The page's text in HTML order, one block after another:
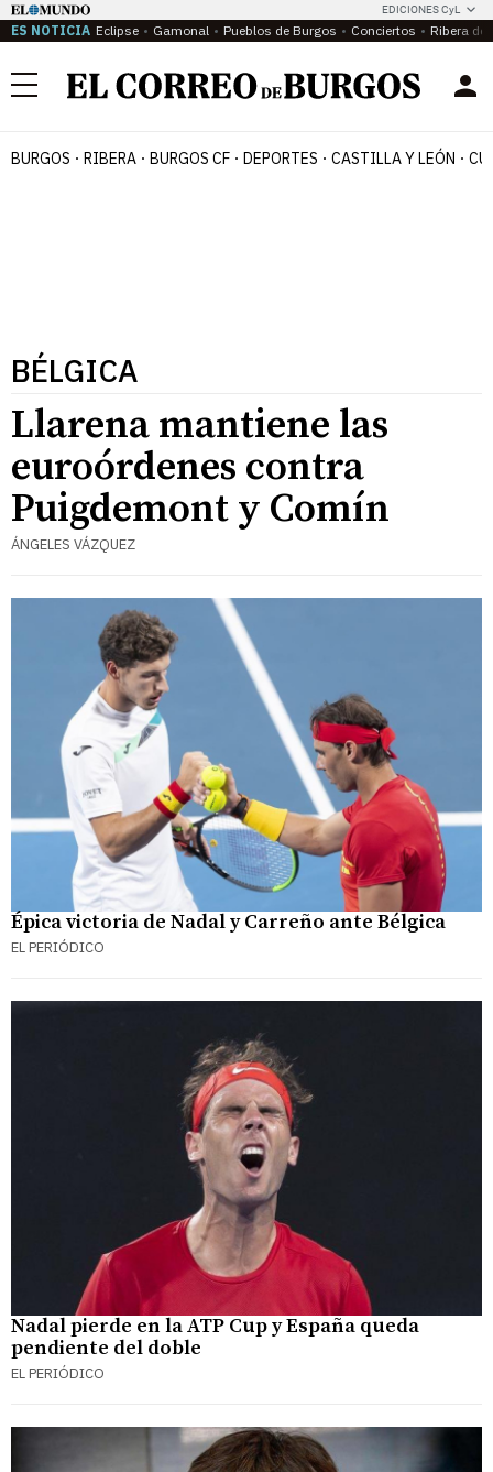
EDICIONES CyL
ES NOTICIA Eclipse Gamonal Pueblos de Burgos Conciertos Ribera del
Menú
BURGOS RIBERA BURGOS CF DEPORTES CASTILLA Y LEÓN
BÉLGICA
Llarena mantiene las
euroórdenes contra
Puigdemont y Comín
ÁNGELES VÁZQUEZ
Épica victoria de Nadal y Carreño ante Bélgica
EL PERIÓDICO
Nadal pierde en la ATP Cup y España queda
pendiente del doble
EL PERIÓDICO